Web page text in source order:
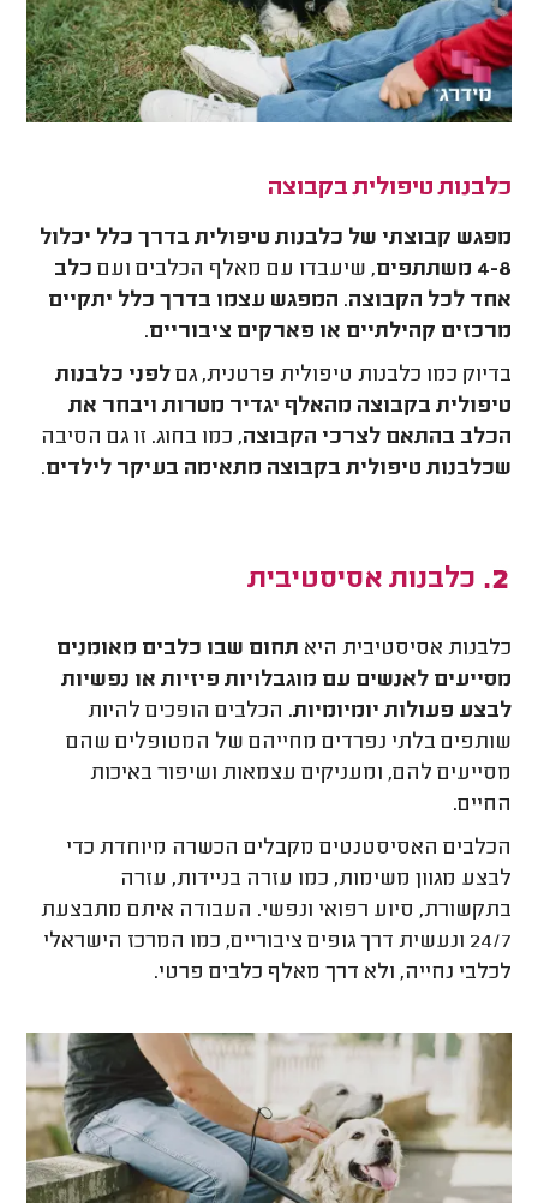
כלבנות טיפולית בקבוצה
מפגש קבוצתי של כלבנות טיפולית בדרך כלל יכלול
4-8 משתתפים
, שיעבדו עם מאלף הכלבים ועם כלב
אחד לכל הקבוצה. המפגש עצמו בדרך כלל יתקיים
מרכזים קהילתיים או פארקים ציבוריים.
בדיוק כמו כלבנות טיפולית פרטנית, גםלפני כלבנות
טיפולית בקבוצה מהאלף יגדיר מטרות ויבחר את
הכלב בהתאם לצרכי הקבוצה, כמו בחוג. זו גם הסיבה
שכלבנות טיפולית בקבוצה מתאימה בעיקר לילדים.
כלבנות אסיסטיבית
כלבנות אסיסטיבית היא תחום שבו כלבים מאומנים
מסייעים לאנשים עם מוגבלויות פיזיות או נפשיות
לבצע פעולות יומיומיות. הכלבים הופכים להיות
שותפים בלתי נפרדים מחייהם של המטופלים שהם
מסייעים להם, ומעניקים עצמאות ושיפור באיכות
החיים.
הכלבים האסיסטנטים מקבלים הכשרה מיוחדת כדי
לבצע מגוון משימות, כמו עזרה בניידות, עזרה
בתקשורת, סיוע רפואי ונפשי. העבודה איתם מתבצעת
24/7 ונעשית דרך גופים ציבוריים, כמו המרכז הישראלי
לכלבי נחייה, ולא דרך מאלף כלבים פרטי.